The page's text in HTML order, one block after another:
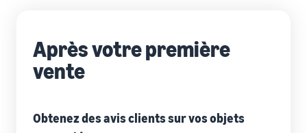
Après votre première
vente
Obtenez des avis clients sur vos objets